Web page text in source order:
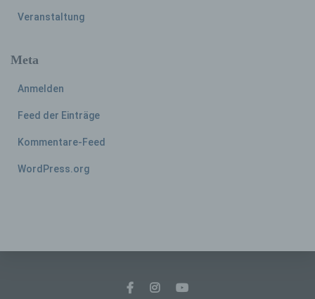
Veranstaltung
Meta
Anmelden
Feed der Einträge
Kommentare-Feed
WordPress.org
Aufenthaltsort oder Ortswechsel dieser
personenbezogener Daten in einer Weise,
ohne Hinzuziehung zusätzlicher
einer identifizierten oder identifizierbaren